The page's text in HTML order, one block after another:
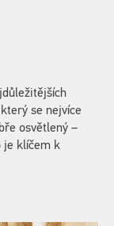
se nejvíce
osvětlený –
je klíčem k